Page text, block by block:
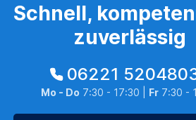
Schnell,
zuverlässig
06221
Mo - Do 7:30 - 17:30 | Fr7:30 -